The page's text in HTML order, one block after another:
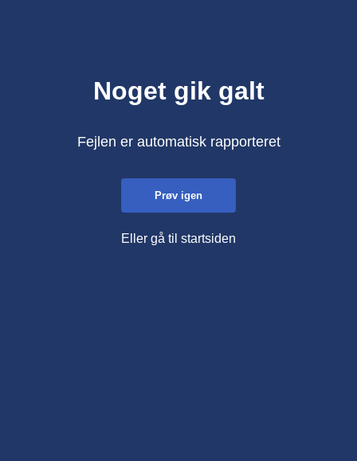
Noget gik galt
Fejlen er automatisk rapporteret
Prøv igen
Eller gå til startsiden